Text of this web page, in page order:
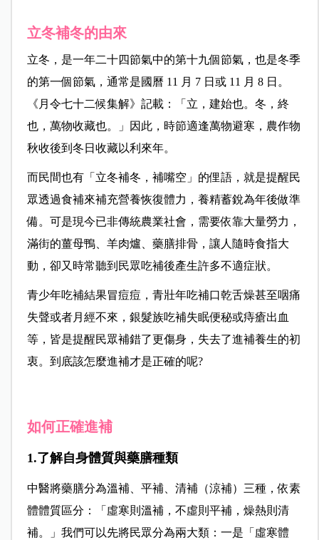
立冬補冬的由來
立冬，是一年二十四節氣中的第十九個節氣，也是冬季
的第一個節氣，通常是國曆 11 月 7 日或 11 月 8 日。
《月令七十二候集解》記載：「立，建始也。冬，終
也，萬物收藏也。」因此，時節適逢萬物避寒，農作物
秋收後到冬日收藏以利來年。
而民間也有「立冬補冬，補嘴空」的俚語，就是提醒民
眾透過食補來補充營養恢復體力，養精蓄銳為年後做準
備。可是現今已非傳統農業社會，需要依靠大量勞力，
滿街的薑母鴨、羊肉爐、藥膳排骨，讓人隨時食指大
動，卻又時常聽到民眾吃補後產生許多不適症狀。
青少年吃補結果冒痘痘，青壯年吃補口乾舌燥甚至咽痛
失聲或者月經不來，銀髮族吃補失眠便秘或痔瘡出血
等，皆是提醒民眾補錯了更傷身，失去了進補養生的初
衷。到底該怎麼進補才是正確的呢?
如何正確進補
1.了解自身體質與藥膳種類
中醫將藥膳分為溫補、平補、清補（涼補）三種，依素
體體質區分：「虛寒則溫補，不虛則平補，燥熱則清
補。」 我們可以先將民眾分為兩大類：一是「虛寒體